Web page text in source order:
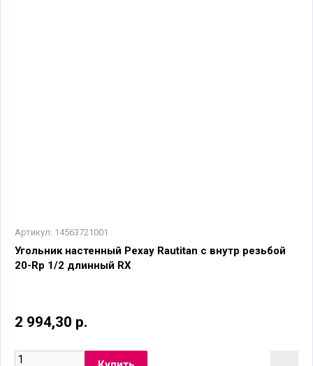
Артикул: 14563721001
Угольник настенный Рехау Rautitan с внутр резьбой
20-Rp 1/2 длинный RX
2 994,30 р.